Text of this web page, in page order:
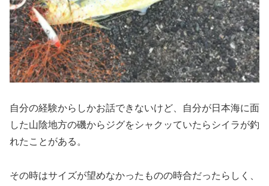
自分の経験からしかお話できないけど、自分が日本海に面
した山陰地方の磯からジグをシャクッていたらシイラが釣
れたことがある。
その時はサイズが望めなかったものの時合だったらしく、